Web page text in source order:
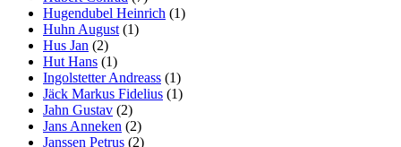
Hugendubel Heinrich (1)
Huhn August(1)
Hus Jan (2)
Hut Hans (1)
Ingolstetter Andreass (1)
Jäck Markus Fidelius (1)
Jahn Gustav (2)
Jans Anneken (2)
Janssen Petrus (2)